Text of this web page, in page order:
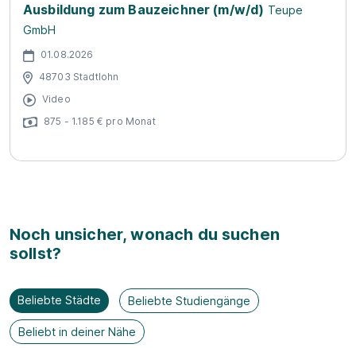
Ausbildung zum Bauzeichner (m/w/d) Teupe
GmbH
01.08.2026
48703 Stadtlohn
Video
875 - 1.185 € pro Monat
Noch unsicher, wonach du suchen
sollst?
Beliebte Städte Beliebte Studiengänge
Beliebt in deiner Nähe